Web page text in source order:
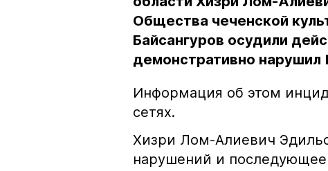
Общества чеченской
Байсангуров осудили
демонстративно
Информация об этом
сетях.
Хизри Лом-Алиевич
нарушений и